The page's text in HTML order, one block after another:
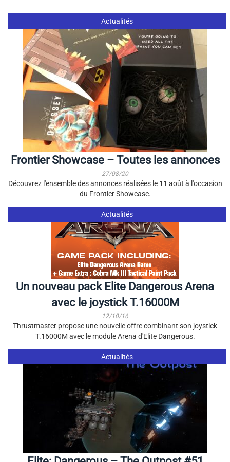
Actualités
Frontier Showcase – Toutes les annonces
27/08/20
Découvrez l'ensemble des annonces réalisées le 11 août à l'occasion
du Frontier Showcase.
Actualités
Un nouveau pack Elite Dangerous Arena
avec le joystick T.16000M
12/10/16
Thrustmaster propose une nouvelle offre combinant son joystick
T.16000M avec le module Arena d'Elite Dangerous.
Actualités